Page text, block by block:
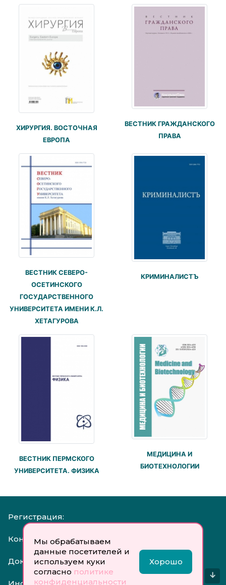
Мы обрабатываем
данные посетителей и
используем куки
согласно политике
конфиденциальности
Хорошо
ХИРУРГИЯ. ВОСТОЧНАЯ
ЕВРОПА
ВЕСТНИК ГРАЖДАНСКОГО
ПРАВА
ВЕСТНИК СЕВЕРО-
ОСЕТИНСКОГО
ГОСУДАРСТВЕННОГО
УНИВЕРСИТЕТА ИМЕНИ К.Л.
ХЕТАГУРОВА
КРИМИНАЛИСТЪ
ВЕСТНИК ПЕРМСКОГО
УНИВЕРСИТЕТА. ФИЗИКА
МЕДИЦИНА И
БИОТЕХНОЛОГИИ
Регистрация:
Контакты:
Документы:
↓